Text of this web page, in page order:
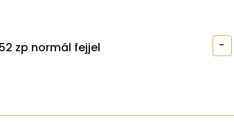
zp normál fejjel -